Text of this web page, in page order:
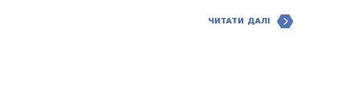
ЧИТАТИ ДАЛІ